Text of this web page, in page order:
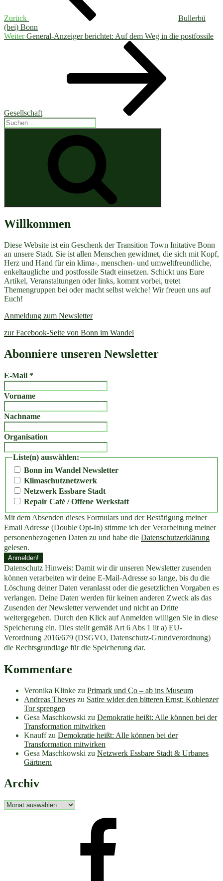
Zurück
Bullerbü
(bei) Bonn
Nächster
Weiter General-Anzeiger berichtet: Auf dem Weg in die postfossile
Gesellschaft
Suchen
nach:
Willkommen
Diese Website ist ein Geschenk der Transition Town Initative Bonn
an unsere Stadt. Sie ist allen Menschen gewidmet, die sich mit Kopf,
Herz und Hand für ein klima-, menschen- und umweltfreundliche,
enkeltaugliche und postfossile Stadt einsetzen. Schickt uns Eure
Artikel, Veranstaltungen oder links, kommt vorbei, tretet
Themengruppen bei oder macht selbst welche! Wir freuen uns auf
Euch!
Anmeldung zum Newsletter
zur Facebook-Seite von Bonn im Wandel
Abonniere unseren Newsletter
E-Mail *
Vorname
Nachname
Organisation
Liste(n) auswählen:
Bonn im Wandel Newsletter
Klimaschutznetzwerk
Netzwerk Essbare Stadt
Repair Café / Offene Werkstatt
Mit dem Absenden dieses Formulars und der Bestätigung meiner
Email Adresse (Double Opt-In) stimme ich der Verarbeitung meiner
personenbezogenen Daten zu und habe die Datenschutzerklärung
gelesen.
Datenschutz Hinweis: Damit wir dir unseren Newsletter zusenden
können verarbeiten wir deine E-Mail-Adresse so lange, bis du die
Löschung deiner Daten veranlasst oder die gesetzlichen Vorgaben es
verlangen. Deine Daten werden für keinen anderen Zweck als das
Zusenden der Newsletter verwendet und nicht an Dritte
weitergegeben. Durch den Klick auf Anmelden willigen Sie in diese
Speicherung ein. Dies stellt gemäß Art 6 Abs 1 lit a) EU-
Verordnung 2016/679 (DSGVO, Datenschutz-Grundverordnung)
die Rechtsgrundlage für die Speicherung dar.
Kommentare
Veronika Klinke zu Primark und Co – ab ins Museum
Andreas Theves zu Satire wider den bitteren Ernst: Koblenzer
Tor sprengen
Gesa Maschkowski zu Demokratie heißt: Alle können bei der
Transformation mitwirken
Knauffzu Demokratie heißt: Alle können bei der
Transformation mitwirken
Gesa Maschkowski zu Netzwerk Essbare Stadt & Urbanes
Gärtnern
Archiv
Archiv